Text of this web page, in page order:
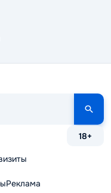
18+
Реклама